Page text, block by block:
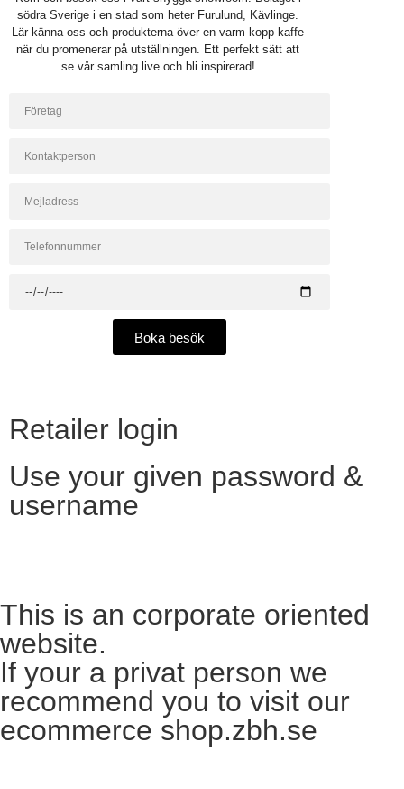
södra Sverige i en stad som heter Furulund, Kävlinge.
Lär känna oss och produkterna över en varm kopp kaffe
när du promenerar på utställningen. Ett perfekt sätt att
se vår samling live och bli inspirerad!
Boka besök
Retailer login
Use your given password &
username
This is an corporate oriented
website.
If your a privat person we
recommend you to visit our
ecommerce shop.zbh.se